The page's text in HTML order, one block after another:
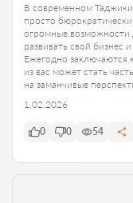
В современном
просто
огромные
развивать свой бизнес
Ежегодно
из вас может стать
на заманчивые
1.02.2026
0 0 54